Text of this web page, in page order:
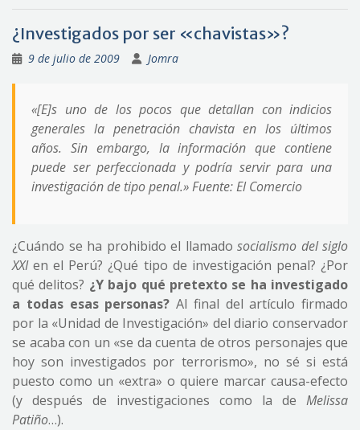
¿Investigados por ser «chavistas»?
9 de julio de 2009 Jomra
«[E]s uno de los pocos que detallan con indicios
generales la penetración chavista en los últimos
años. Sin embargo, la información que contiene
puede ser perfeccionada y podría servir para una
investigación de tipo penal.» Fuente: El Comercio
¿Cuándo se ha prohibido el llamado socialismo del siglo
XXIen el Perú? ¿Qué tipo de investigación penal? ¿Por
qué delitos? ¿Y bajo qué pretexto se ha investigado
a todas esas personas? Al final del artículo firmado
por la «Unidad de Investigación» del diario conservador
se acaba con un «se da cuenta de otros personajes que
hoy son investigados por terrorismo», no sé si está
puesto como un «extra» o quiere marcar causa-efecto
(y después de investigaciones como la de Melissa
Patiño…).